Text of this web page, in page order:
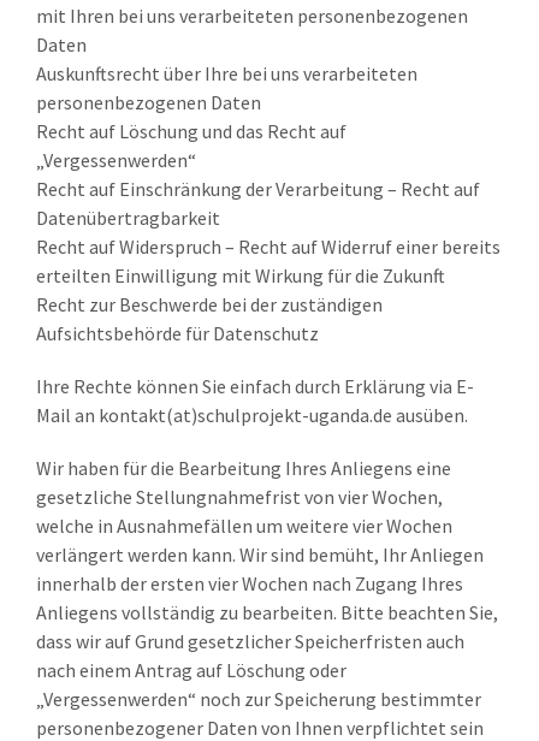
mit Ihren bei uns verarbeiteten personenbezogenen
Daten
Auskunftsrecht über Ihre bei uns verarbeiteten
personenbezogenen Daten
Recht auf Löschung und das Recht auf
„Vergessenwerden“
Recht auf Einschränkung der Verarbeitung – Recht auf
Datenübertragbarkeit
Recht auf Widerspruch – Recht auf Widerruf einer bereits
erteilten Einwilligung mit Wirkung für die Zukunft
Recht zur Beschwerde bei der zuständigen
Aufsichtsbehörde für Datenschutz
Ihre Rechte können Sie einfach durch Erklärung via E-
Mail an kontakt(at)schulprojekt-uganda.de ausüben.
Wir haben für die Bearbeitung Ihres Anliegens eine
gesetzliche Stellungnahmefrist von vier Wochen,
welche in Ausnahmefällen um weitere vier Wochen
verlängert werden kann. Wir sind bemüht, Ihr Anliegen
innerhalb der ersten vier Wochen nach Zugang Ihres
Anliegens vollständig zu bearbeiten. Bitte beachten Sie,
dass wir auf Grund gesetzlicher Speicherfristen auch
nach einem Antrag auf Löschung oder
„Vergessenwerden“ noch zur Speicherung bestimmter
personenbezogener Daten von Ihnen verpflichtet sein